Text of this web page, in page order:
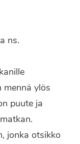
ns.
ylös
puute ja
jonka otsikko